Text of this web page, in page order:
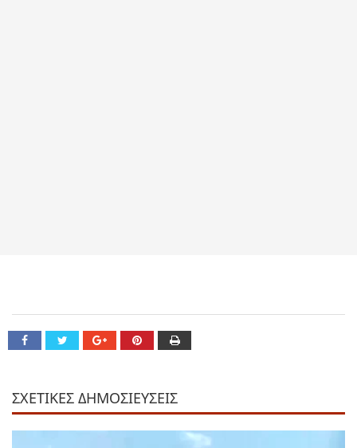
ΣΧΕΤΙΚΕΣ ΔΗΜΟΣΙΕΥΣΕΙΣ